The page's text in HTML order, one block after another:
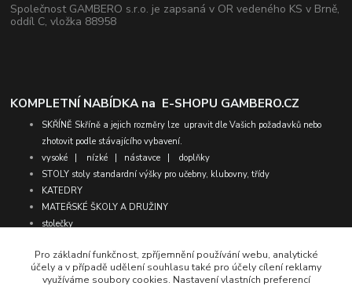
Společnost GAMBERO s.r.o. je zapsaná v OR vedeného KS v Brně,
oddíl C, vložka 88958
KOMPLETNÍ NABÍDKA na E-SHOPU GAMBERO.CZ
SKŘÍNĚ Skříně a jejich rozměry lze upravit dle Vašich požadavků nebo
zhotovit podle stávajícího vybavení.
vysoké | nízké | nástavce |doplňky
STOLY stoly standardní výšky pro učebny, klubovny, třídy
KATEDRY
MATEŘSKÉ ŠKOLY A DRUŽINY
stolečky
molitany
matrace
Pro základní funkčnost, zpříjemnění používání webu, analytické
účely a v případě udělení souhlasu také pro účely cílení reklamy
využíváme soubory cookies. Nastavení vlastních preferencí